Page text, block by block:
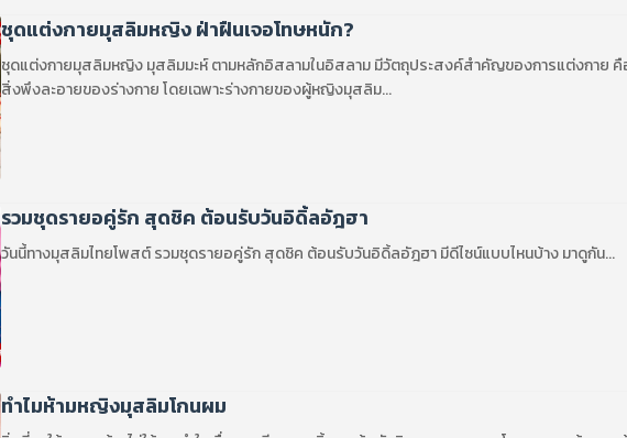
ชุดแต่งกายมุสลิมหญิง ฝ่าฝืนเจอโทษหนัก?
ชุดแต่งกายมุสลิมหญิง มุสลิมมะห์ ตามหลักอิสลามในอิสลาม มีวัตถุประสงค์สำคัญของการแต่งกาย
สิ่งพึงละอายของร่างกาย โดยเฉพาะร่างกายของผู้หญิงมุสลิม...
รวมชุดรายอคู่รัก สุดชิค ต้อนรับวันอิดิ้ลอัฎฮา
วันนี้ทางมุสลิมไทยโพสต์ รวมชุดรายอคู่รัก สุดชิค ต้อนรับวันอิดิ้ลอัฎฮา มีดีไซน์แบบไหนบ้าง มาดูกัน...
ทำไมห้ามหญิงมุสลิมโกนผม